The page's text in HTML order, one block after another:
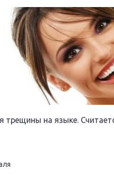
трещины на языке.